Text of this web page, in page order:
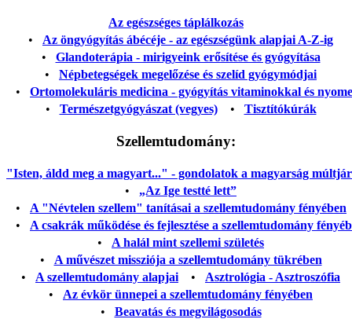
Az egészséges táplálkozás
• Az öngyógyítás ábécéje - az egészségünk alapjai A-Z-ig
• Glandoterápia - mirigyeink erősítése és gyógyítása
• Népbetegségek megelőzése és szelíd gyógymódjai
• Ortomolekuláris medicina - gyógyítás vitaminokkal és
• Természetgyógyászat (vegyes)• Tisztítókúrák
Szellemtudomány:
"Isten, áldd meg a magyart..." - gondolatok a magyarság
• „Az Ige testté lett”
• A "Névtelen szellem" tanításai a szellemtudomány fényében
• A csakrák működése és fejlesztése a szellemtudomány
• A halál mint szellemi születés
• A művészet missziója a szellemtudomány tükrében
• A szellemtudomány alapjai • Asztrológia - Asztroszófia
• Az évkör ünnepei a szellemtudomány fényében
• Beavatás és megvilágosodás